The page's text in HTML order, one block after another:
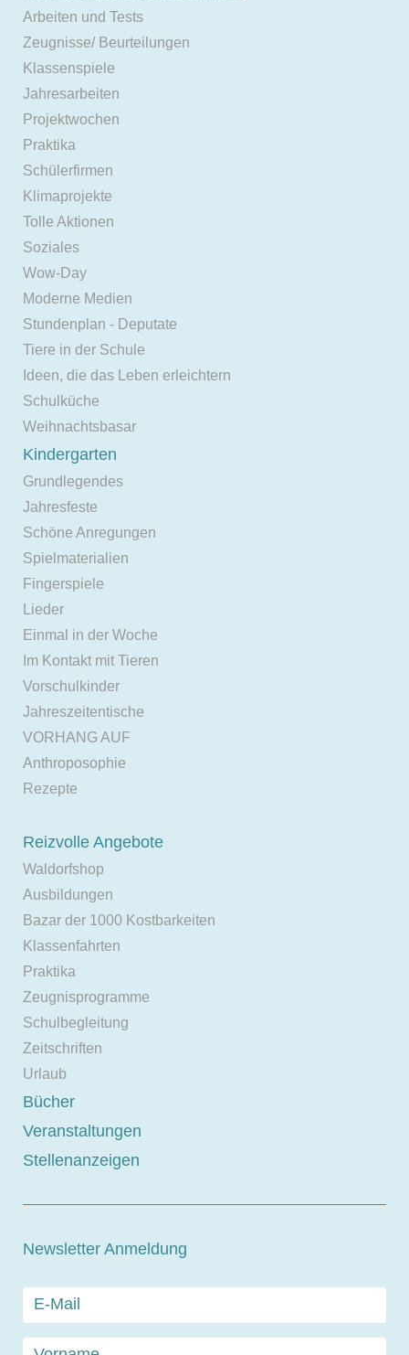
Arbeiten und Tests
Zeugnisse/ Beurteilungen
Klassenspiele
Jahresarbeiten
Projektwochen
Praktika
Schülerfirmen
Klimaprojekte
Tolle Aktionen
Soziales
Wow-Day
Moderne Medien
Stundenplan - Deputate
Tiere in der Schule
Ideen, die das Leben erleichtern
Schulküche
Weihnachtsbasar
Kindergarten
Grundlegendes
Jahresfeste
Schöne Anregungen
Spielmaterialien
Fingerspiele
Lieder
Einmal in der Woche
Im Kontakt mit Tieren
Vorschulkinder
Jahreszeitentische
VORHANG AUF
Anthroposophie
Rezepte
Reizvolle Angebote
Waldorfshop
Ausbildungen
Bazar der 1000 Kostbarkeiten
Klassenfahrten
Praktika
Zeugnisprogramme
Schulbegleitung
Zeitschriften
Urlaub
Bücher
Veranstaltungen
Stellenanzeigen
Newsletter Anmeldung